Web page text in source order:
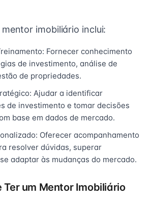
imobiliário inclui:
Fornecer conhecimento
de investimento, análise de
de propriedades.
Ajudar a identificar
de investimento e tomar decisões
base em dados de mercado.
Oferecer acompanhamento
resolver dúvidas, superar
adaptar às mudanças do mercado.
Ter um Mentor Imobiliário